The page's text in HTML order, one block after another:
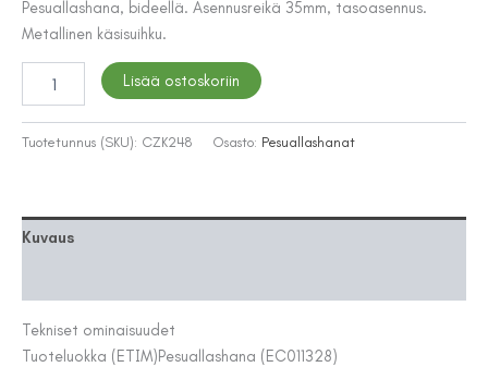
Pesuallashana, bideellä. Asennusreikä 35mm, tasoasennus.
Metallinen käsisuihku.
PESUALLASHANA
TAPWELL
HONEY
Lisää ostoskoriin
Tuotetunnus (SKU): CZK248 Osasto: Pesuallashanat
Kuvaus
Tekniset ominaisuudet
Tuoteluokka (ETIM)Pesuallashana (EC011328)